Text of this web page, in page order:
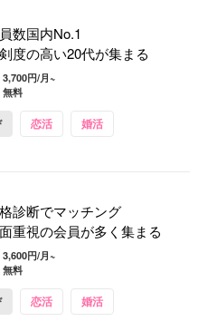
数国内No.1
度の高い20代が集まる
3,700円/月~
無料
恋活 婚活
診断でマッチング
重視の会員が多く集まる
3,600円/月~
無料
恋活 婚活